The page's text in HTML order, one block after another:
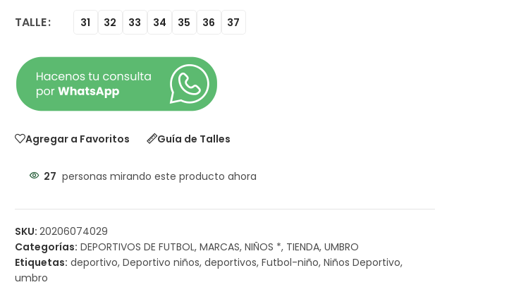
TALLE 31 32 33 34 35 36 37
Agregar a Favoritos Guía de Talles
27 personas mirando este producto ahora
SKU: 20206074029
Categorías: DEPORTIVOS DE FUTBOL, MARCAS, NIÑOS *, TIENDA, UMBRO
Etiquetas: deportivo, Deportivo niños, deportivos, Futbol-niño, Niños Deportivo,
umbro